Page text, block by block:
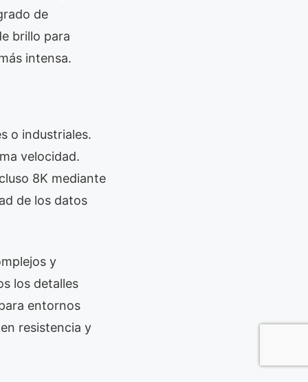
de
brillo para
intensa.
o industriales.
velocidad.
8K mediante
de los datos
y
los detalles
entornos
resistencia y